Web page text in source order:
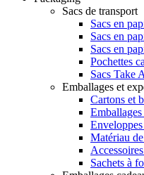
Sacs de transport
Sacs en
Sacs en
Sacs en
Pochettes
Sacs Take
Emballages et
Cartons et
Matériau
Sachets à